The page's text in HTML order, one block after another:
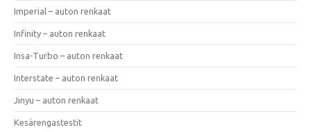
Imperial – auton renkaat
Infinity – auton renkaat
Insa-Turbo – auton renkaat
Interstate – auton renkaat
Jinyu – auton renkaat
Kesärengastestit